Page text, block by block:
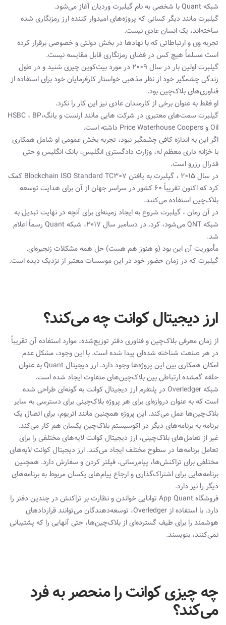
شبکه Quant با شخصی به نام گیلبرت وردیان آغاز می‌شود.
گیلبرت مانند دیگر کسانی که پروژه‌های امیدوار کننده ارز رمزنگاری شده
ساخته‌اند، یک انسان عادی نیست.
تجربه وی و ارتباطاتی که با نهادها در بخش دولتی و خصوصی برقرار کرده
است مسلماً هیچ کس در فضای رمزنگاری قابل مقایسه نیست.
گیلبرت اولین بار در سال ۲۰۰۹ در مورد بیت‌کوین چیزی شنید و در طول
زندگی چشمگیر خود از نظر مذهبی خواستار کارفرمایان خود برای استفاده از
فناوری‌های بلاک‌چین بود.
او فقط به عنوان برخی از کارمندان عادی نیز این کار را نکرد.
گیلبرت سمت‌های معتبری در شرکت هایی مانند ارنست و یانگ،HSBC ، BP
Oil و Price Waterhouse Coopers داشته است.
اگر این به اندازه کافی چشمگیر نبود، تجربه بخش عمومی ‌او شامل همکاری
با خزانه داری معظم له، وزارت دادگستری انگلیس، بانک انگلیس و حتی
فدرال رزرو است.
در سال ۲۰۱۵ ، گیلبرت به یافتن Blockchain ISO Standard TC307 کمک
کرد که اکنون تقریباً ۶۰ کشور در سراسر جهان از آن برای هدایت توسعه
بلاک‌چین استفاده می‌کنند.
در آن زمان ، گیلبرت شروع به ایجاد زمینه‌ای برای آنچه در نهایت تبدیل به
شبکه QNT می‌شود، کرد. در دسامبر سال ۲۰۱۷، شبکه Quant رسماً اعلام
شد.
مأموریت آن این بود (و هنوز هم هست) حل همه مشکلات زنجیره‌ای.
گیلبرت که در زمان حضور خود در این موسسات معتبر از نزدیک دیده است.
ارز دیجیتال کوانت چه می‌کند؟
از زمان معرفی بلاک‌چین و فناوری دفتر توزیع‌شده، موارد استفاده آن تقریباً
در هر صنعت شناخته‌ شده‌ای پیدا شده است. با این وجود، مشکل عدم
امکان همکاری بین این پروژه‌ها وجود دارد. ارز دیجیتال Quant به عنوان
حلقه گمشده ارتباطی بین بلاک‌چین‌های متفاوت ایجاد شده است.
شبکه Overledger در پلتفرم ارز دیجیتال کوانت به گونه‌ای طراحی شده
است که به عنوان دروازه‌ای برای هر پروژه بلاک‌چینی برای دسترسی به سایر
بلاک‌چین‌ها عمل می‌کند. این پروژه همچنین مانند اتریوم، برای اتصال یک
برنامه به برنامه‌های دیگر در اکوسیستم بلاک‌چین یکسان هم کار می‌کند.
غیر از تعامل‌های بلاک‌چینی، ارز دیجیتال کوانت لایه‌های مختلفی را برای
تعامل برنامه‌ها در سطوح مختلف ایجاد می‌کند. ارز دیجیتال کوانت لایه‌های
مختلفی برای تراکنش‌ها، پیام‌رسانی، فیلتر کردن و سفارش دارد. همچنین
برنامه‌هایی برای اشتراک‌گذاری و ارجاع پیام‌های یکسان مربوط به برنامه‌های
دیگر را نیز دارد.
فروشگاه App Quant توانایی خواندن و نظارت بر تراکنش در چندین دفتر را
دارد. با استفاده از Overledger، توسعه‌دهندگان می‌توانند قراردادهای
هوشمند را برای طیف گسترده‌ای از بلاک‌چین‌ها، حتی آنهایی را که پشتیبانی
نمی‌کنند، بنویسند.
چه چیزی کوانت را منحصر به فرد
می‌کند؟